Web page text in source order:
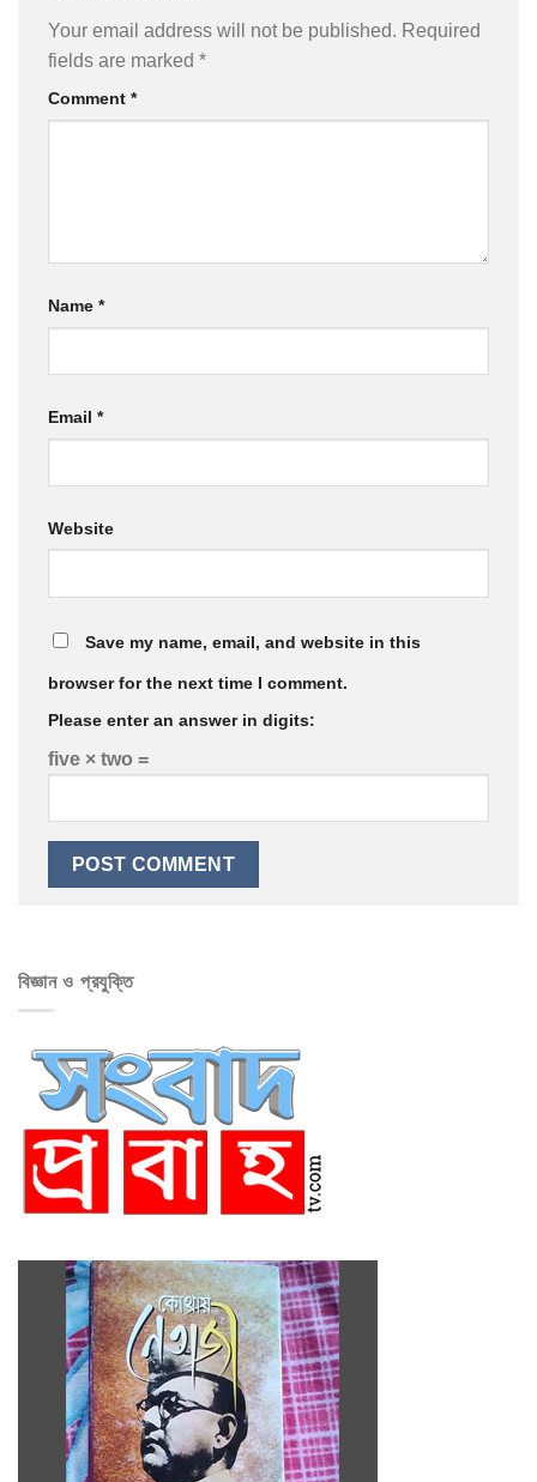
Your email address will not be published. Required
fields are marked *
Comment *
Name *
Email *
Website
Save my name, email, and website in this
browser for the next time I comment.
Please enter an answer in digits:
five × two =
বিজ্ঞান ও প্রযুক্তি